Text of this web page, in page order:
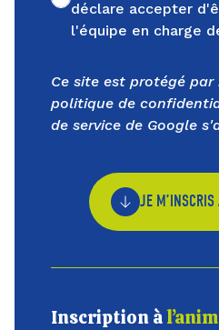
Non cochée
déclare accepter
l'équipe en charge
Ce site est protégé
politique de
de service de Google
JE M’INSCRIS
Inscription à